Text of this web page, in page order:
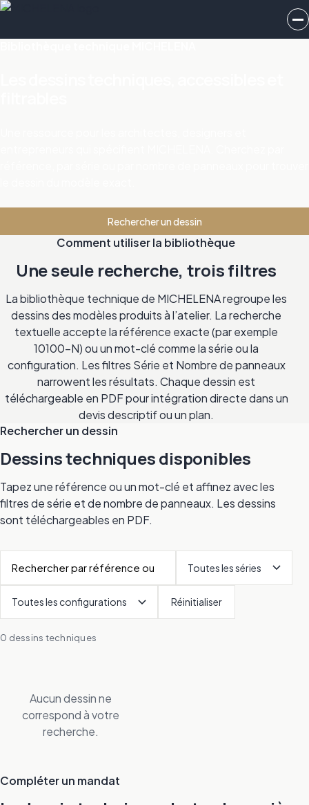
Rechercher un dessin
Comment utiliser la bibliothèque
Une seule recherche, trois filtres
La bibliothèque technique de MICHELENA regroupe les
dessins des modèles produits à l’atelier. La recherche
textuelle accepte la référence exacte (par exemple
10100-N) ou un mot-clé comme la série ou la
configuration. Les filtres Série et Nombre de panneaux
narrowent les résultats. Chaque dessin est
téléchargeable en PDF pour intégration directe dans un
devis descriptif ou un plan.
Rechercher un dessin
Dessins techniques disponibles
Tapez une référence ou un mot-clé et affinez avec les
filtres de série et de nombre de panneaux. Les dessins
sont téléchargeables en PDF.
Réinitialiser
0 dessins techniques
Aucun dessin ne
correspond à votre
recherche.
Compléter un mandat